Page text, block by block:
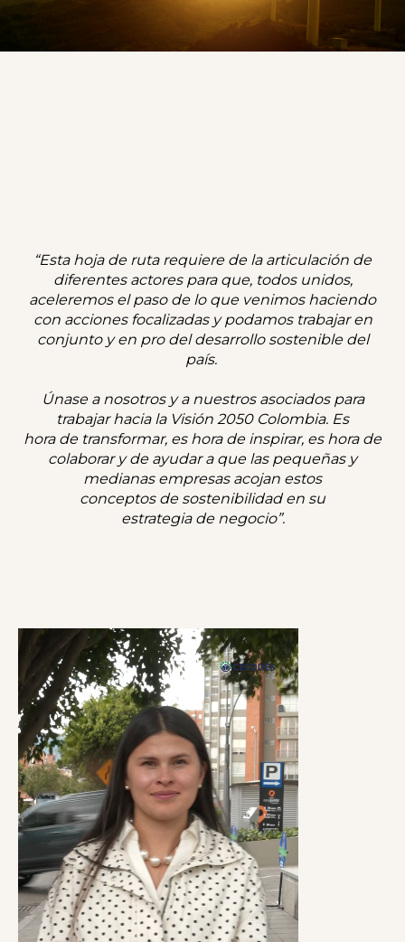
“Esta hoja de ruta requiere de la articulación de
diferentes actores para que, todos unidos,
aceleremos el paso de lo que venimos haciendo
con acciones focalizadas y podamos trabajar en
conjunto y en pro del desarrollo sostenible del
país.
Únase a nosotros y a nuestros asociados para
trabajar hacia la Visión 2050 Colombia. Es
hora de transformar, es hora de inspirar, es hora de
colaborar y de ayudar a que las pequeñas y
medianas empresas acojan estos
conceptos de sostenibilidad en su
estrategia de negocio”.